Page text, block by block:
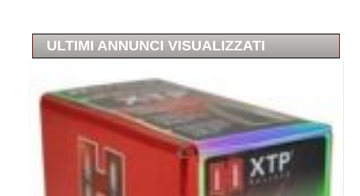
ULTIMI ANNUNCI VISUALIZZATI